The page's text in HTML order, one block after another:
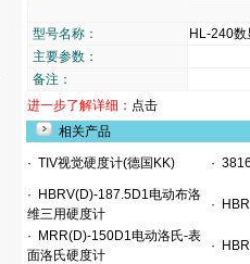
型号名称：
HL-240
主要参数：
备注：
进一步了解详细： 点击
相关产品
· TIV视觉硬度计(德国KK) ·
· HBRV(D)-187.5D1电动布洛
维三用硬度计
·
· MRR(D)-150D1电动洛氏-表
面洛氏硬度计
·